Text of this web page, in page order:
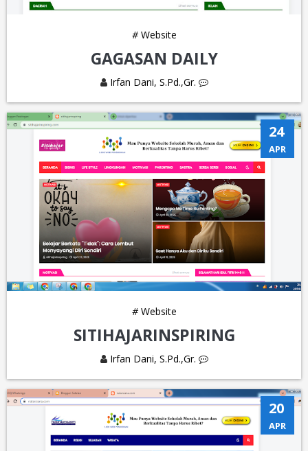
#Website
GAGASAN DAILY
Irfan Dani, S.Pd.,Gr.
24
APR
#Website
SITIHAJARINSPIRING
Irfan Dani, S.Pd.,Gr.
20
APR